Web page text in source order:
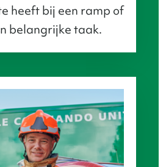
heeft bij een ramp of
belangrijke taak.